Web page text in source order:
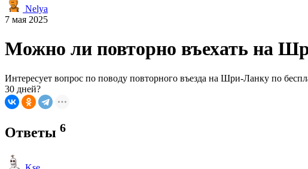
Nelya
7 мая 2025
Можно ли повторно въехать на
Интересует вопрос по поводу повторного въезда на Шри-Ланку по
30 дней?
Ответы 6